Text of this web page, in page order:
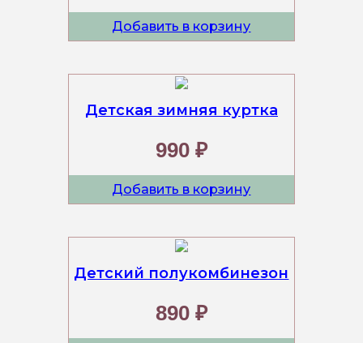
Добавить в корзину
Детская зимняя куртка
990 ₽
Добавить в корзину
Детский полукомбинезон
890 ₽